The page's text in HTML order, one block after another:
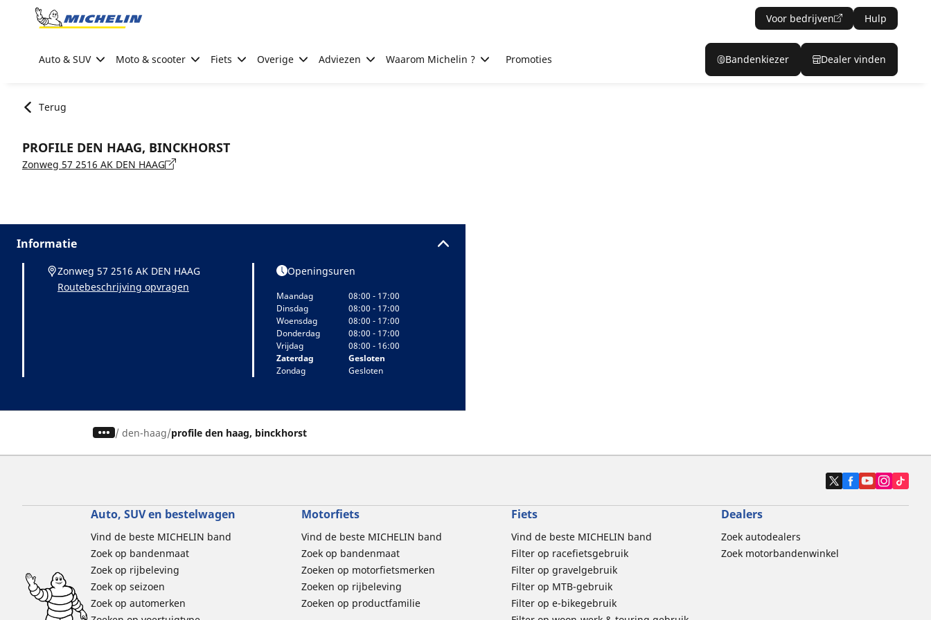
Go to page content
Voor bedrijven Hulp
Auto & SUV Moto & scooter Fiets Overige Adviezen Waarom Michelin ? Promoties Bandenkiezer Dealer vinden
Terug
PROFILE DEN HAAG, BINCKHORST
Zonweg 57 2516 AK DEN HAAG
Informatie
Zonweg 57 2516 AK DEN HAAG
Routebeschrijving opvragen
Openingsuren
Maandag
08:00 - 17:00
Dinsdag
08:00 - 17:00
Woensdag
08:00 - 17:00
Donderdag
08:00 - 17:00
Vrijdag
08:00 - 16:00
Zaterdag
Gesloten
Zondag
Gesloten
/ den-haag profile den haag, binckhorst
Auto, SUV en bestelwagen
Vind de beste MICHELIN band
Zoek op bandenmaat
Zoek op rijbeleving
Zoek op seizoen
Zoek op automerken
Motorfiets
Vind de beste MICHELIN band
Zoek op bandenmaat
Zoeken op motorfietsmerken
Zoeken op rijbeleving
Zoeken op productfamilie
Fiets
Vind de beste MICHELIN band
Filter op racefietsgebruik
Filter op gravelgebruik
Filter op MTB-gebruik
Filter op e-bikegebruik
Dealers
Zoek autodealers
Zoek motorbandenwinkel